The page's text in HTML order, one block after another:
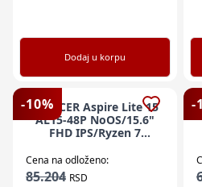
Dodaj u korpu
-10%
NB ACER Aspire Lite 15
AL15-48P NoOS/15.6"
FHD IPS/Ryzen 7
NX.DTBEX.002/16
Cena na odloženo:
85.204 RSD
-